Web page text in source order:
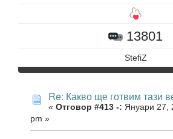
13801
StefiZ
Re: Какво ще готвим тази
« Отговор #413 -: Януари 27,
pm »